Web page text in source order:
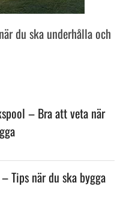
du ska underhålla och
– Bra att veta när
Tips när du ska bygga